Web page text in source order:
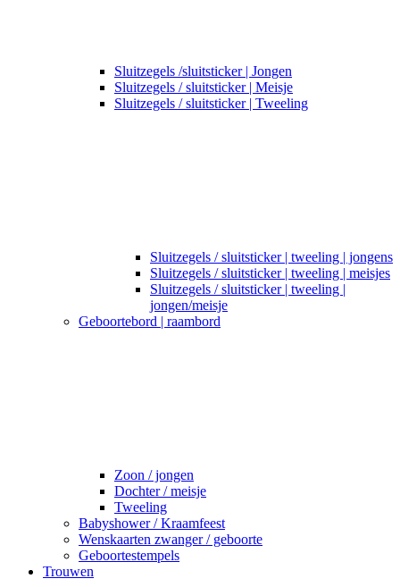
Sluitzegels /sluitsticker | Jongen
Sluitzegels / sluitsticker | Meisje
Sluitzegels / sluitsticker | Tweeling
Sluitzegels / sluitsticker | tweeling | jongens
Sluitzegels / sluitsticker | tweeling | meisjes
Sluitzegels / sluitsticker | tweeling |
jongen/meisje
Geboortebord | raambord
Zoon / jongen
Dochter / meisje
Tweeling
Babyshower / Kraamfeest
Wenskaarten zwanger / geboorte
Geboortestempels
Trouwen